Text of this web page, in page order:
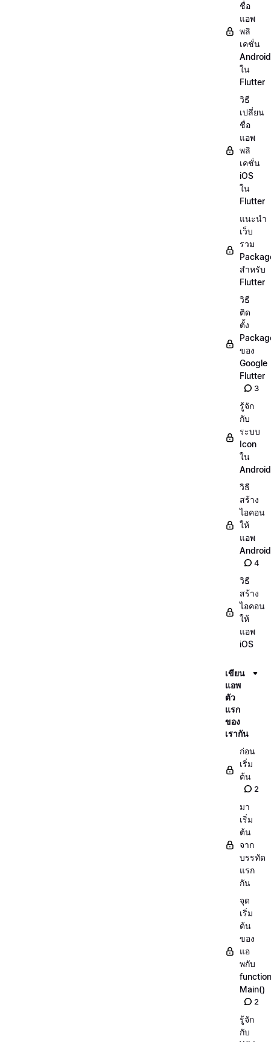
ชื่อ
แอพ
พลิ
เคชั่น
Android
ใน
Flutter
วิธี
เปลี่ยน
ชื่อ
แอพ
พลิ
เคชั่น
iOS
ใน
Flutter
แนะนำ
เว็บ
รวม
สำหรับ
Flutter
วิธี
ติด
ตั้ง
ของ
Google
Flutter
3
รู้จัก
กับ
ระบบ
Icon
ใน
Android
วิธี
สร้าง
ไอคอน
ให้
แอพ
Android
4
วิธี
สร้าง
ไอคอน
ให้
แอพ
iOS
เขียน
แอพ
ตัว
แรก
ของ
เรากัน
ก่อน
เริ่ม
ต้น
2
มา
เริ่ม
ต้น
จาก
บรรทัด
แรก
กัน
จุด
เริ่ม
ต้น
ของ
แอ
พกับ
function
Main()
2
รู้จัก
กับ